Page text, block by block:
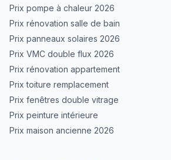
Prix pompe à chaleur 2026
Prix rénovation salle de bain
Prix panneaux solaires 2026
Prix VMC double flux 2026
Prix rénovation appartement
Prix toiture remplacement
Prix fenêtres double vitrage
Prix peinture intérieure
Prix maison ancienne 2026